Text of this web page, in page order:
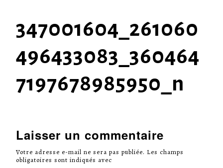
347001604_261060
496433083_360464
7197678985950_n
Laisser un commentaire
Votre adresse e-mail ne sera pas publiée. Les champs
obligatoires sont indiqués avec